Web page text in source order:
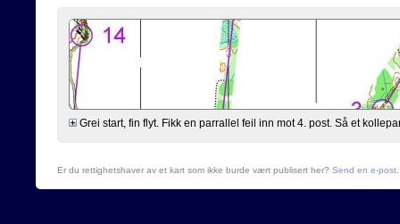
Grei start, fin flyt. Fikk en parrallel feil inn mot 4. post. Så et
Er du rettighetshaver av et kart som ikke burde vært publisert her? Send en e-post